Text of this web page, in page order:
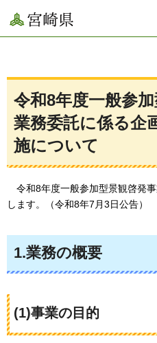
宮崎県
令和8年度一般参
業務委託に係る企
施について
令和8年度一般参加型景観啓発
します。（令和8年7月3日公告）
1.業務の概要
(1)事業の目的